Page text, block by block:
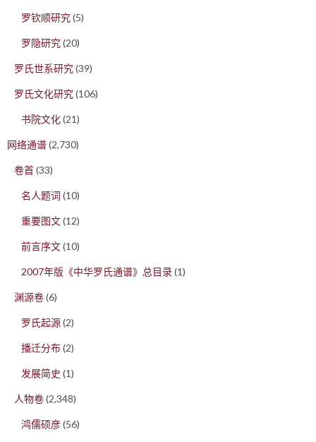
罗钦顺研究(5)
罗隐研究(20)
罗氏世系研究(39)
罗氏文化研究(106)
书院文化(21)
网络通谱(2,730)
卷首(33)
名人题词 (10)
重要图文(12)
前言序文(10)
2007年版《中华罗氏通谱》总目录(1)
渊源卷(6)
罗氏起源(2)
播迁分布(2)
发展简史 (1)
人物卷(2,348)
鸿儒硕彦(56)